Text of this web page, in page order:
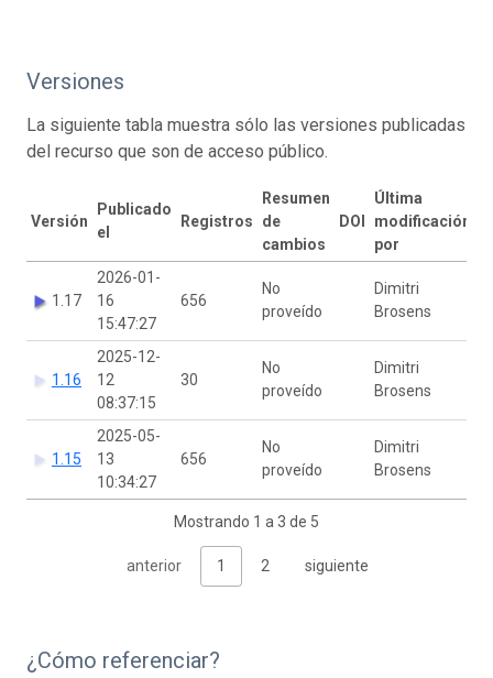
Versiones
La siguiente tabla muestra sólo las versiones publicadas
del recurso que son de acceso público.
Versión
Publicado
el
Registros
Resumen
de
cambios
DOI
Última
modificación
por
1.17
2026-01-
16
15:47:27
656
No
proveído
Dimitri
Brosens
1.16
2025-12-
12
08:37:15
30
No
proveído
Dimitri
Brosens
1.15
2025-05-
13
10:34:27
656
No
proveído
Dimitri
Brosens
Mostrando 1 a 3 de 5
anterior 1 2 siguiente
¿Cómo referenciar?